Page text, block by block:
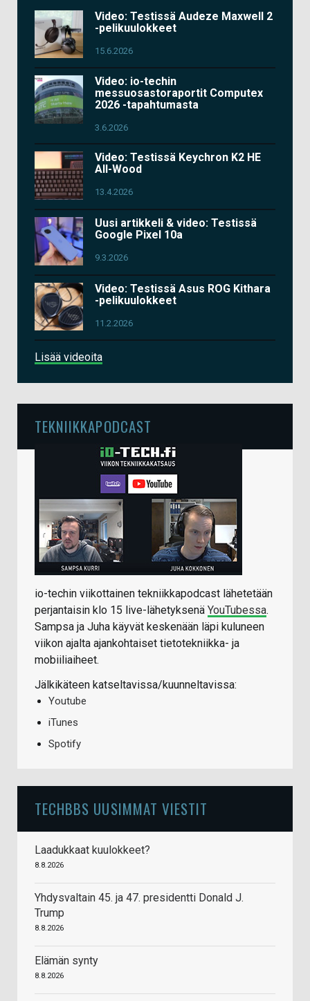
Video: Testissä Audeze Maxwell 2
-pelikuulokkeet
15.6.2026
Video: io-techin
messuosastoraportit Computex
2026 -tapahtumasta
3.6.2026
Video: Testissä Keychron K2 HE
All-Wood
13.4.2026
Uusi artikkeli & video: Testissä
Google Pixel 10a
9.3.2026
Video: Testissä Asus ROG Kithara
-pelikuulokkeet
11.2.2026
Lisää videoita
TEKNIIKKAPODCAST
io-techin viikottainen tekniikkapodcast lähetetään
perjantaisin klo 15 live-lähetyksenä YouTubessa.
Sampsa ja Juha käyvät keskenään läpi kuluneen
viikon ajalta ajankohtaiset tietotekniikka- ja
mobiiliaiheet.
Jälkikäteen katseltavissa/kuunneltavissa:
Youtube
iTunes
Spotify
TECHBBS UUSIMMAT VIESTIT
Laadukkaat kuulokkeet?
8.8.2026
Yhdysvaltain 45. ja 47. presidentti Donald J.
Trump
8.8.2026
Elämän synty
8.8.2026